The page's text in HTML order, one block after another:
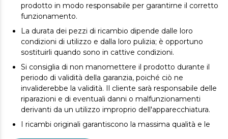
prodotto in modo responsabile per garantirne il corretto
funzionamento.
La durata dei pezzi di ricambio dipende dalle loro
condizioni di utilizzo e dalla loro pulizia; è opportuno
sostituirli quando sono in cattive condizioni.
Si consiglia di non manomettere il prodotto durante il
periodo di validità della garanzia, poiché ciò ne
invaliderebbe la validità. Il cliente sarà responsabile delle
riparazioni e di eventuali danni o malfunzionamenti
derivanti da un utilizzo improprio dell'apparecchiatura.
I ricambi originali garantiscono la massima qualità e le